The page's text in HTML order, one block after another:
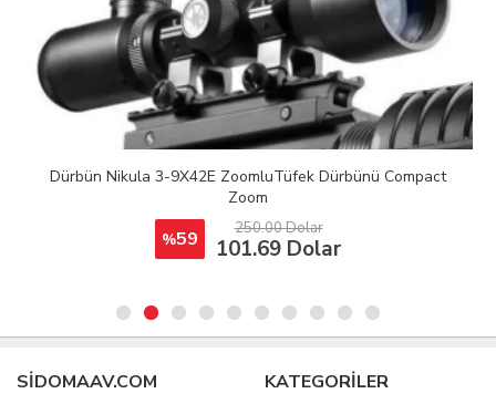
Dürbün Nikula 3-9X42E ZoomluTüfek Dürbünü Compact
Zoom
%59 250.00 Dolar
101.69 Dolar
SIDOMAAV.COM KATEGORİLER